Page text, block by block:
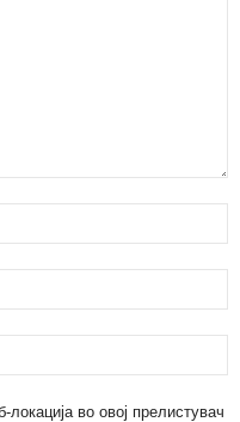
во овој прелистувач